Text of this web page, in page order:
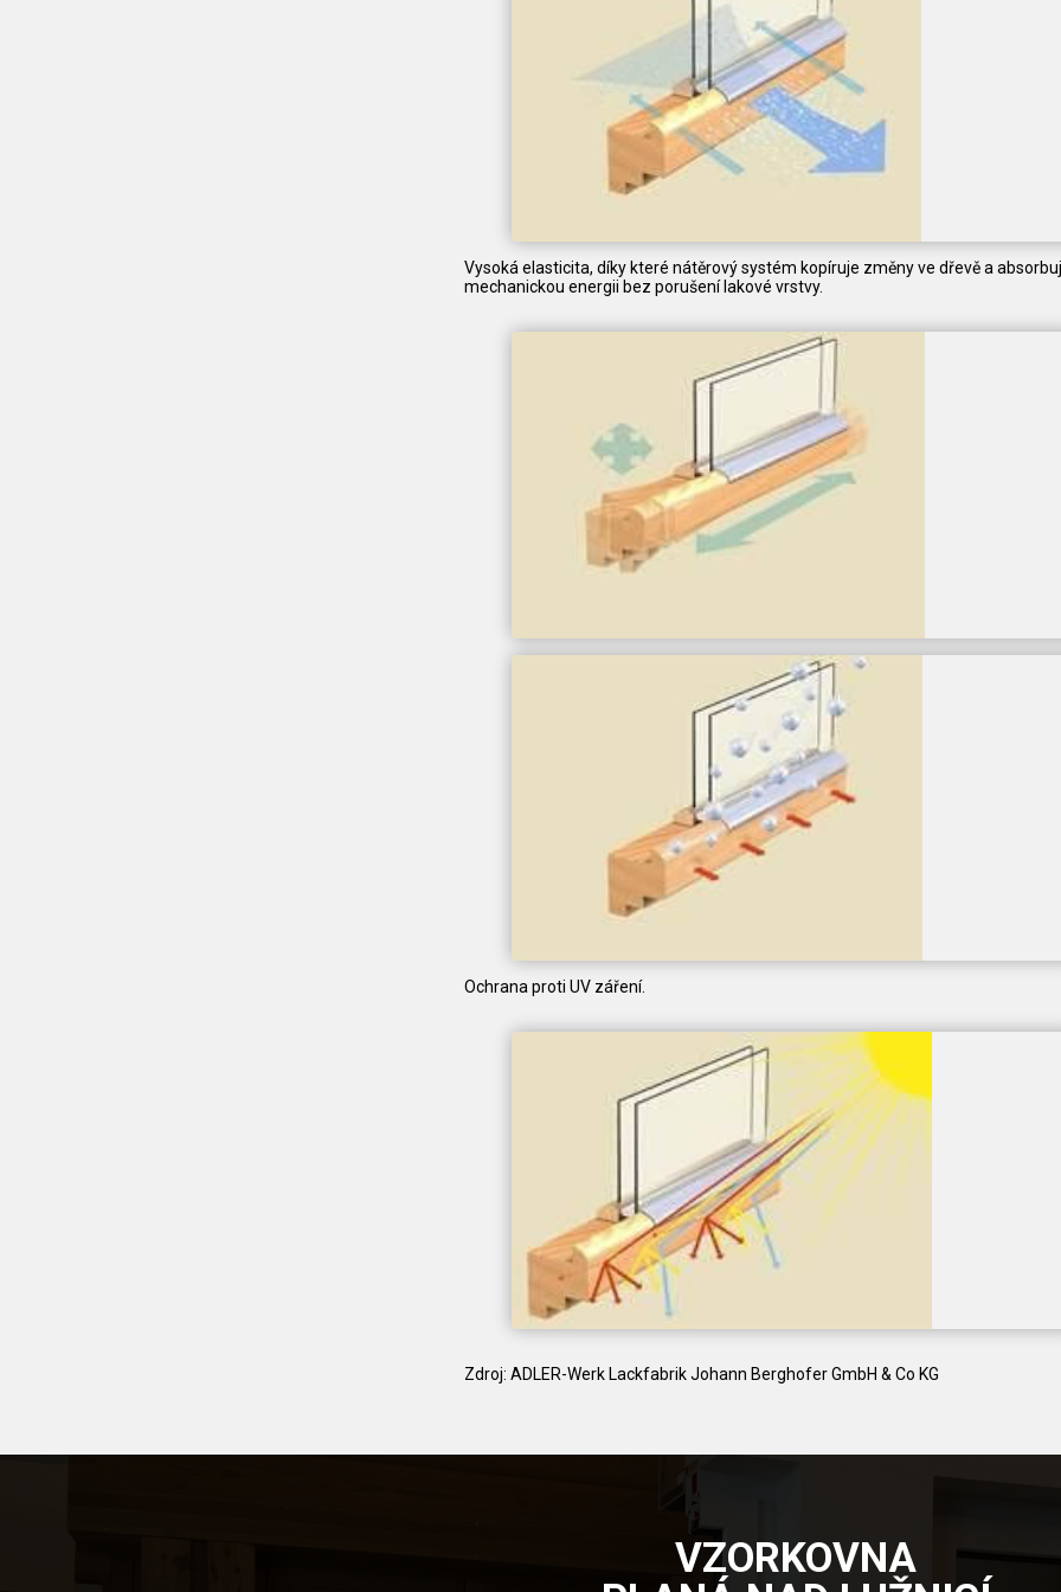
Vysoká elasticita, díky které nátěrový systém kopíruje změny ve dřevě a
mechanickou energii bez porušení lakové vrstvy.
Ochrana proti UV záření.
Zdroj: ADLER-Werk Lackfabrik Johann Berghofer GmbH & Co KG
VZORKOVNA